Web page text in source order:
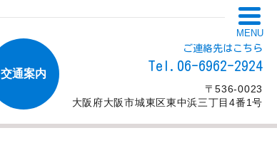
交通案内
MENU
ご連絡先はこちら
Tel.06-6962-2924
〒536-0023
大阪府大阪市城東区東中浜三丁目4番1号